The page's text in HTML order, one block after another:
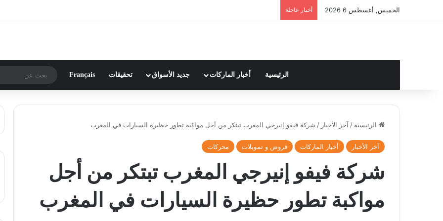
الخميس, أغسطس 6 2026 أخبار عاجلة
الرئيسية أخبار الماركات جديد الأسواق تحقيقات Français
الرئيسية / آخر الأخبار / شركة فيفو إنيرجي المغرب تبتكر من أجل مواكبة تطور حظيرة السيارات في المغرب
آخر الأخبار أخبار الماركات قروض و تمويلات محركات
شركة فيفو إنيرجي المغرب تبتكر من أجل
مواكبة تطور حظيرة السيارات في المغرب